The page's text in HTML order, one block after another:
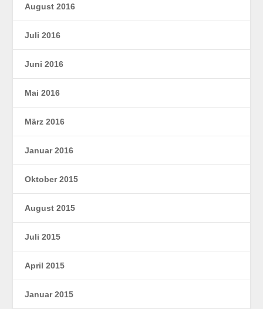
August 2016
Juli 2016
Juni 2016
Mai 2016
März 2016
Januar 2016
Oktober 2015
August 2015
Juli 2015
April 2015
Januar 2015